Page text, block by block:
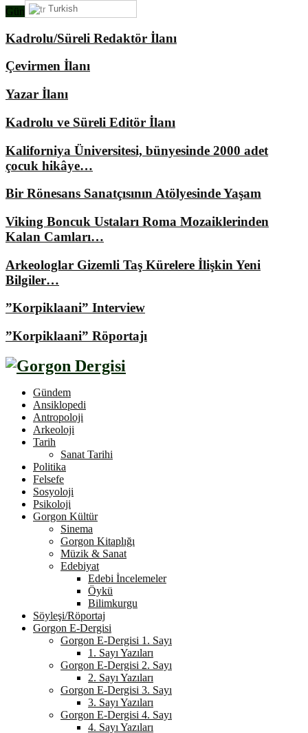
Gündemimizde Ne Var?
Kadrolu/Süreli Redaktör İlanı
Çevirmen İlanı
Yazar İlanı
Kadrolu ve Süreli Editör İlanı
Kaliforniya Üniversitesi, bünyesinde 2000 adet
çocuk hikâye…
Bir Rönesans Sanatçısının Atölyesinde Yaşam
Viking Boncuk Ustaları Roma Mozaiklerinden
Kalan Camları…
Arkeologlar Gizemli Taş Kürelere İlişkin Yeni
Bilgiler…
”Korpiklaani” Interview
”Korpiklaani” Röportajı
Gündem
Ansiklopedi
Antropoloji
Arkeoloji
Tarih
Sanat Tarihi
Politika
Felsefe
Sosyoloji
Psikoloji
Gorgon Kültür
Sinema
Gorgon Kitaplığı
Müzik & Sanat
Edebiyat
Edebi İncelemeler
Öykü
Bilimkurgu
Söyleşi/Röportaj
Gorgon E-Dergisi
Gorgon E-Dergisi 1. Sayı
1. Sayı Yazıları
Gorgon E-Dergisi 2. Sayı
2. Sayı Yazıları
Gorgon E-Dergisi 3. Sayı
3. Sayı Yazıları
Gorgon E-Dergisi 4. Sayı
4. Sayı Yazıları
Turkish